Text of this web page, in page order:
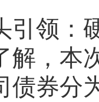
领：硬
本次
债券分